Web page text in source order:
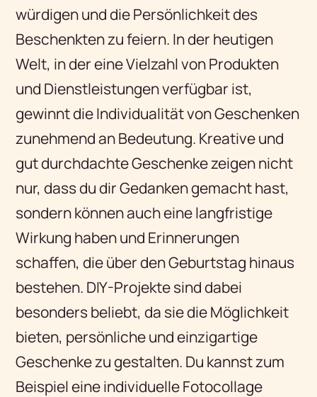
würdigen und die Persönlichkeit des
Beschenkten zu feiern. In der heutigen
Welt, in der eine Vielzahl von Produkten
und Dienstleistungen verfügbar ist,
gewinnt die Individualität von Geschenken
zunehmend an Bedeutung. Kreative und
gut durchdachte Geschenke zeigen nicht
nur, dass du dir Gedanken gemacht hast,
sondern können auch eine langfristige
Wirkung haben und Erinnerungen
schaffen, die über den Geburtstag hinaus
bestehen. DIY-Projekte sind dabei
besonders beliebt, da sie die Möglichkeit
bieten, persönliche und einzigartige
Geschenke zu gestalten. Du kannst zum
Beispiel eine individuelle Fotocollage